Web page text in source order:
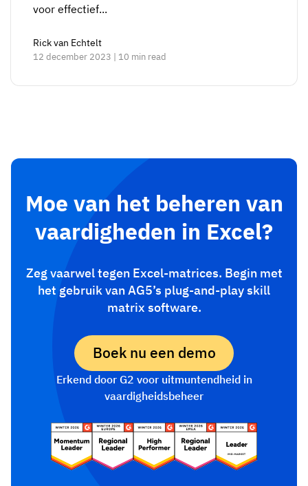
voor effectief...
Rick van Echtelt
12 december 2023 | 10 min read
Moe van het beheren van
vaardigheden in Excel?
Zeg vaarwel tegen Excel-matrices. Begin met
het gebruik van AG5’s plug-and-play skill
matrix software.
Boek nu een demo
Erkend door G2 voor uitmuntendheid in
vaardigheidsbeheer